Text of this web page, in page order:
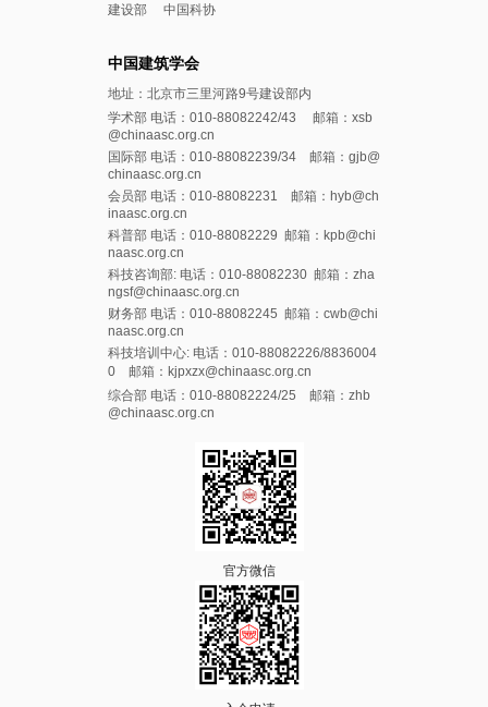
建设部 中国科协
中国建筑学会
地址：北京市三里河路9号建设部内
学术部 电话：010-88082242/43 邮箱：xsb
@chinaasc.org.cn
国际部 电话：010-88082239/34 邮箱：gjb@
chinaasc.org.cn
会员部 电话：010-88082231 邮箱：hyb@ch
inaasc.org.cn
科普部 电话：010-88082229 邮箱：kpb@chi
naasc.org.cn
科技咨询部: 电话：010-88082230 邮箱：zha
ngsf@chinaasc.org.cn
财务部 电话：010-88082245 邮箱：cwb@chi
naasc.org.cn
科技培训中心: 电话：010-88082226/8836004
0 邮箱：kjpxzx@chinaasc.org.cn
综合部 电话：010-88082224/25 邮箱：zhb
@chinaasc.org.cn
官方微信